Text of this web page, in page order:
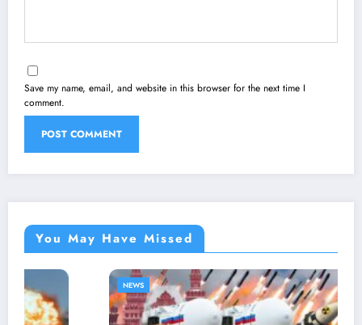
Save my name, email, and website in this browser for the next time I
comment.
You May Have Missed